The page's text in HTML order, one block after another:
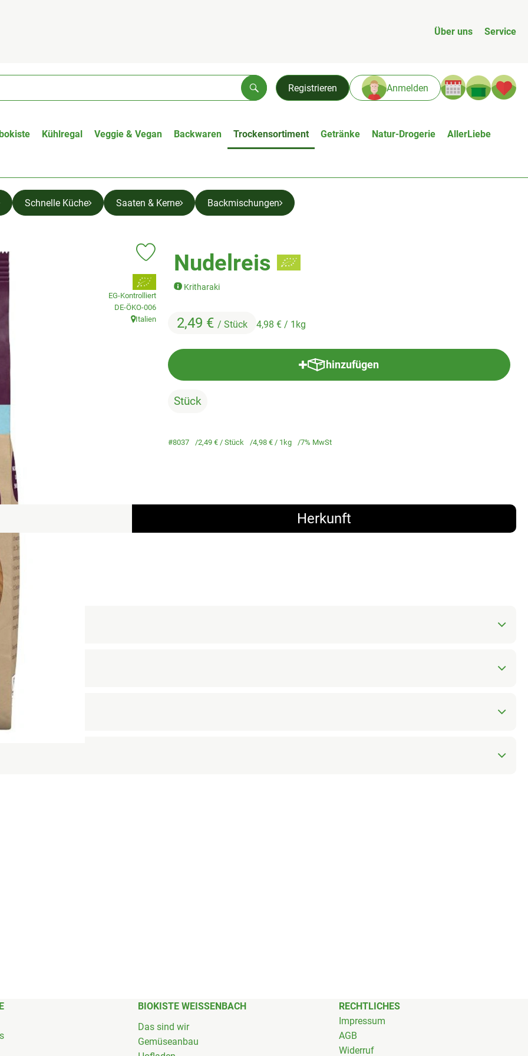
Über uns Service
Registrieren Anmelden
Suchen
Kühlregal Veggie & Vegan Backwaren Trockensortiment Getränke Natur-Drogerie AllerLiebe
Schnelle Küche Saaten & Kerne Backmischungen
Nudelreis
Kritharaki
2,49 € / Stück 4,98 € / 1kg
Produkt zu Favouriten hinzufügen
, Verband:
EG-Kontrolliert
, Kontrollstelle:
DE-ÖKO-006
, Herkunft:
Italien
hinzufügen
Produkt zum Warenkorb hinzufügen
Stück
#8037 2,49 € / Stück 4,98 € / 1kg 7% MwSt
Herkunft
BIOKISTE WEISSENBACH
Das sind wir
Gemüseanbau
RECHTLICHES
Impressum
AGB
Widerruf